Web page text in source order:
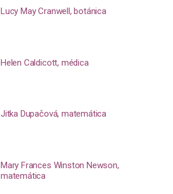
Lucy May Cranwell, botánica
Helen Caldicott, médica
Jitka Dupačová, matemática
Mary Frances Winston Newson,
matemática